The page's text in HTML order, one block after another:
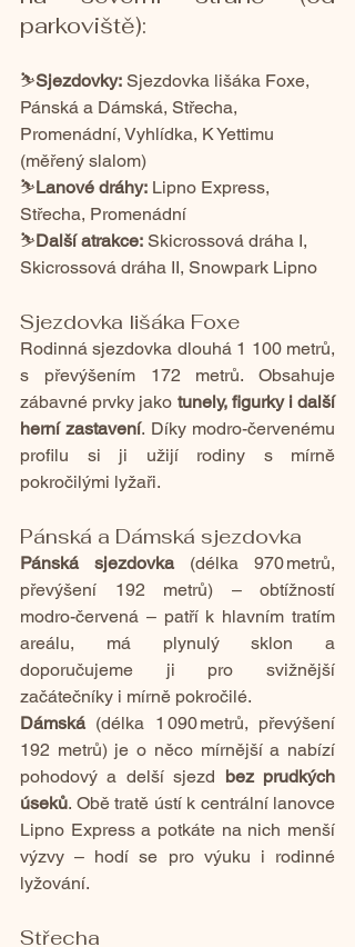
parkoviště):
⛷️Sjezdovky: Sjezdovka lišáka Foxe,
Pánská a Dámská, Střecha,
Promenádní, Vyhlídka, K Yettimu
(měřený slalom)
⛷️Lanové dráhy: Lipno Express,
Střecha, Promenádní
⛷️Další atrakce: Skicrossová dráha I,
Skicrossová dráha II, Snowpark Lipno
Sjezdovka lišáka Foxe
Rodinná sjezdovka dlouhá 1 100 metrů,
s převýšením 172 metrů. Obsahuje
zábavné prvky jako tunely, figurky i další
herní zastavení. Díky modro-červenému
profilu si ji užijí rodiny s mírně
pokročilými lyžaři.
Pánská a Dámská sjezdovka
Pánská sjezdovka (délka 970 metrů,
převýšení 192 metrů) – obtížností
modro-červená – patří k hlavním tratím
areálu, má plynulý sklon a
doporučujeme ji pro svižnější
začátečníky i mírně pokročilé.
Dámská (délka 1 090 metrů, převýšení
192 metrů) je o něco mírnější a nabízí
pohodový a delší sjezd bez prudkých
úseků. Obě tratě ústí k centrální lanovce
Lipno Express a potkáte na nich menší
výzvy – hodí se pro výuku i rodinné
lyžování.
Střecha